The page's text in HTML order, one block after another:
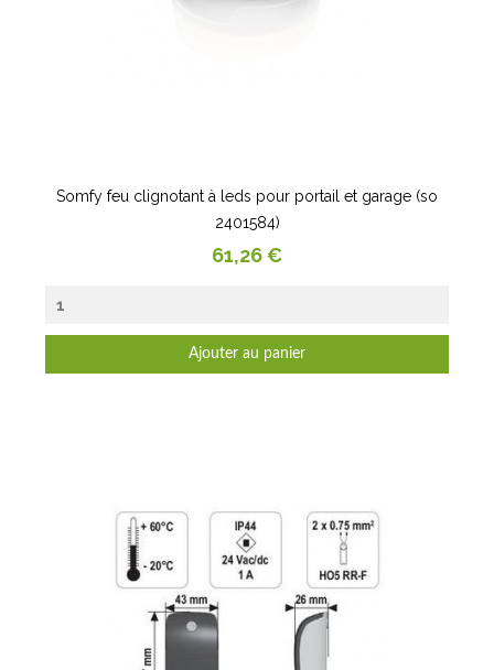
Somfy feu clignotant à leds pour portail et garage (so
2401584)
Prix
61,26 €
Ajouter au panier